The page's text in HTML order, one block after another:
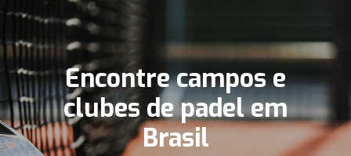
Encontre campos e
clubes de padel em
Brasil